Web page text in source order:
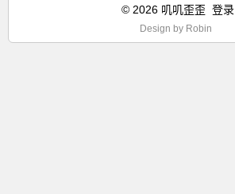
© 2026 叽叽歪歪 登录
Design by Robin